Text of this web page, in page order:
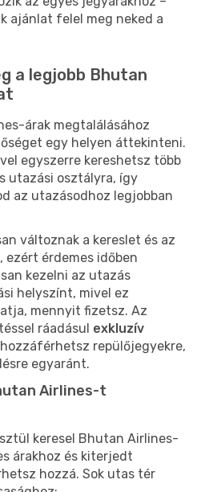
ajánlat felel meg neked a
a legjobb Bhutan
árak megtalálásához
egy helyen áttekinteni.
egyszerre kereshetsz több
utazási osztályra, így
az utazásodhoz legjobban
változnak a kereslet és az
érdemes időben
kezelni az utazás
helyszínt, mivel ez
mennyit fizetsz. Az
ráadásul exkluzív
repülőjegyekre,
egyaránt.
Airlines-t
keresel Bhutan Airlines-
árakhoz és kiterjedt
hozzá. Sok utas tér